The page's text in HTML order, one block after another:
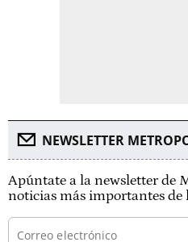
NEWSLETTER
Apúntate a la newsletter de
noticias más importantes de